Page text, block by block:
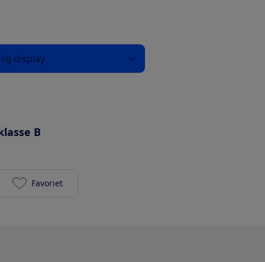
display
B
Samsung WW71TA049TE/EN toevoegen aan je
Favoriet